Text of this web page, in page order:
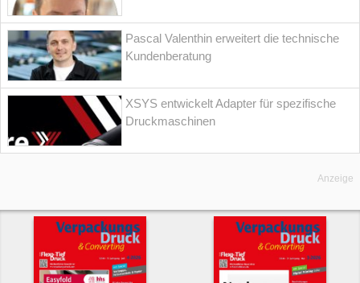
Pascal Valenthin erweitert die technische
Kundenberatung
XSYS entwickelt Adapter für spezifische
Druckmaschinen
Anzeige